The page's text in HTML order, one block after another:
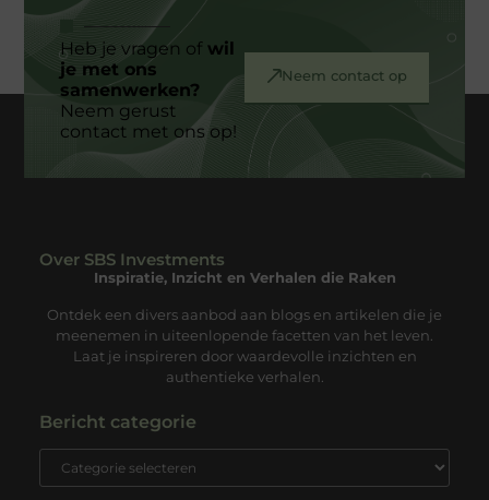
Heb je vragen ofwil
je met ons
samenwerken?
Neem gerust
contact met ons op!
Neem contact op
Over SBS Investments
Inspiratie, Inzicht en Verhalen die Raken
Ontdek een divers aanbod aan blogs en artikelen die je
meenemen in uiteenlopende facetten van het leven.
Laat je inspireren door waardevolle inzichten en
authentieke verhalen.
Bericht categorie